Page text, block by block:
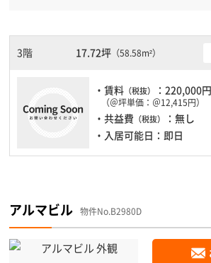
客様には使いやすいです。
3階 17.72坪（58.58m²）
・賃料 （税抜） ：220,000円
（＠坪単価：＠12,415円）
・共益費 （税抜）
：無し
・入居可能日：即日
アルマビル 物件No.B2980D